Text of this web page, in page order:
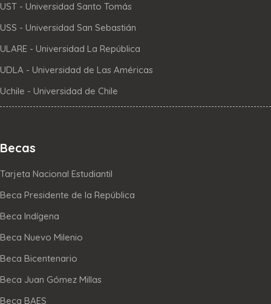
UST - Universidad Santo Tomás
USS - Universidad San Sebastián
ULARE - Universidad La República
UDLA - Universidad de Las Américas
Uchile - Universidad de Chile
Becas
Tarjeta Nacional Estudiantil
Beca Presidente de la República
Beca Indígena
Beca Nuevo Milenio
Beca Bicentenario
Beca Juan Gómez Millas
Beca BAES